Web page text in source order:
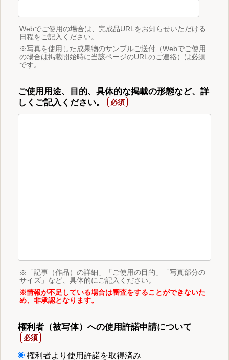
Webでご使用の場合は、完成品URLをお知らせいただける
日程をご記入ください。
※写真を使用した成果物のサンプルご送付（Webでご使用
の場合は掲載開始時に当該ページのURLのご連絡）は必須
です。
ご使用用途、目的、具体的な掲載の形態など、詳
しくご記入ください。
※「記事（作品）の詳細」「ご使用の目的」「写真部分の
サイズ」など、具体的にご記入ください。
※情報が不足している場合は審査をすることができないた
め、非承認となります。
権利者（被写体）への使用許諾申請について
権利者より使用許諾を取得済み